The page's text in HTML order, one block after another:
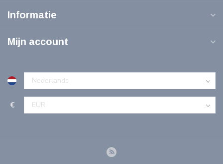
Informatie
Mijn account
€